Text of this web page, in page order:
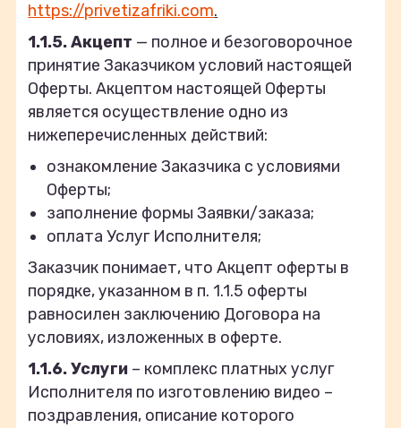
https://privetizafriki.com.
1.1.5. Акцепт — полное и безоговорочное
принятие Заказчиком условий настоящей
Оферты. Акцептом настоящей Оферты
является осуществление одно из
нижеперечисленных действий:
ознакомление Заказчика с условиями
Оферты;
заполнение формы Заявки/заказа;
оплата Услуг Исполнителя;
Заказчик понимает, что Акцепт оферты в
порядке, указанном в п. 1.1.5 оферты
равносилен заключению Договора на
условиях, изложенных в оферте.
1.1.6. Услуги – комплекс платных услуг
Исполнителя по изготовлению видео –
поздравления, описание которого